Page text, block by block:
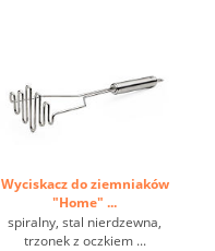
Wyciskacz do ziemniaków
"Home" ...
spiralny, stal nierdzewna,
trzonek z oczkiem ...